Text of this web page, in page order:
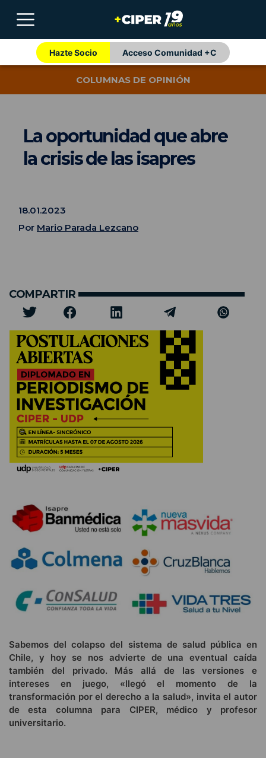
Hazte Socio Acceso Comunidad +C
COLUMNAS DE OPINIÓN
La oportunidad que abre
la crisis de las isapres
18.01.2023
Por Mario Parada Lezcano
COMPARTIR
Sabemos del colapso del sistema de salud pública en
Chile, y hoy se nos advierte de una eventual caída
también del privado. Más allá de las versiones e
intereses en juego, «llegó el momento de la
transformación por el derecho a la salud», invita el autor
de esta columna para CIPER, médico y profesor
universitario.